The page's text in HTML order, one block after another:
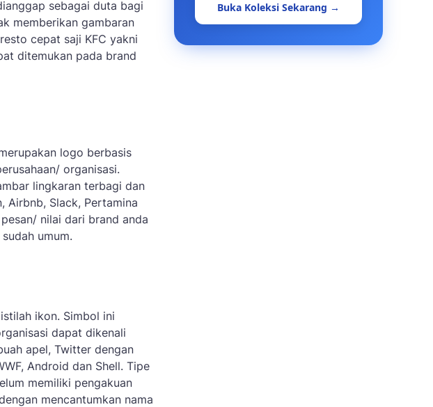
sebagai duta bagi
memberikan gambaran
cepat saji KFC yakni
ditemukan pada brand
logo berbasis
organisasi.
lingkaran terbagi dan
Airbnb, Slack, Pertamina
nilai dari brand anda
umum.
ikon. Simbol ini
dapat dikenali
apel, Twitter dengan
Android dan Shell. Tipe
memiliki pengakuan
mencantumkan nama
Buka Koleksi Sekarang →